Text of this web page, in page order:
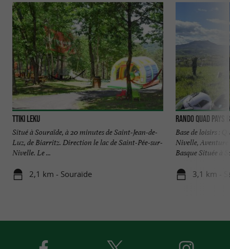
Ttiki Leku
Situé à Souraïde, à 20 minutes de Saint-Jean-de-
Luz, de Biarritz. Direction le lac de Saint-Pée-sur-
Nivelle. Le ...
2,1 km - Souraïde
Rando Quad Pays
Base de loisirs :
Nivelle,
Basque Située à
3,1 km -